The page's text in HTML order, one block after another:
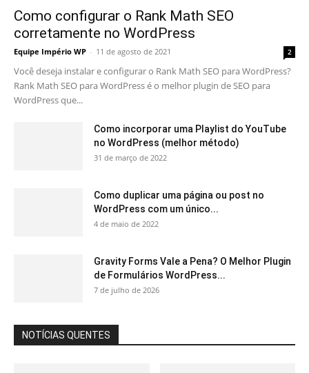
Como configurar o Rank Math SEO
corretamente no WordPress
Equipe Império WP - 11 de agosto de 2021 2
Você deseja instalar e configurar o Rank Math SEO para WordPress?
Rank Math SEO para WordPress é o melhor plugin de SEO para
WordPress que...
Como incorporar uma Playlist do YouTube
no WordPress (melhor método)
31 de março de 2022
Como duplicar uma página ou post no
WordPress com um único...
4 de maio de 2022
Gravity Forms Vale a Pena? O Melhor Plugin
de Formulários WordPress...
7 de julho de 2026
NOTÍCIAS QUENTES